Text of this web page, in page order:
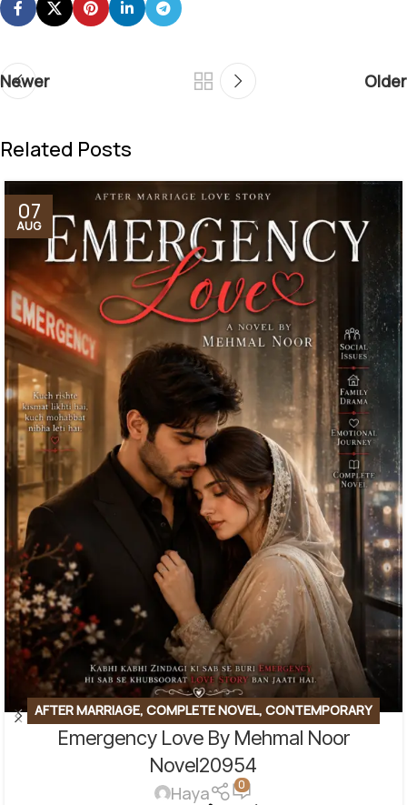
Newer Older
Related Posts
07
AUG
AFTER MARRIAGE, COMPLETE NOVEL, CONTEMPORARY
FICTION,EMOTIONAL FICTION,EMOTIONAL LOVE STORY
FAMILY STORY,ROMANTIC URDU NOVEL
Emergency Love By Mehmal Noor
Novel20954
Haya 0